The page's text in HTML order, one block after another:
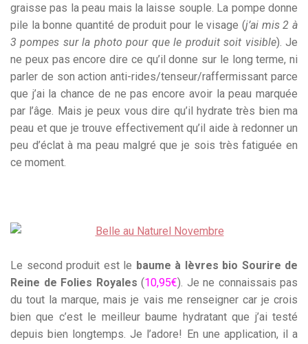
graisse pas la peau mais la laisse souple. La pompe donne
pile la bonne quantité de produit pour le visage (j’ai mis 2 à
3 pompes sur la photo pour que le produit soit visible). Je
ne peux pas encore dire ce qu’il donne sur le long terme, ni
parler de son action anti-rides/tenseur/raffermissant parce
que j’ai la chance de ne pas encore avoir la peau marquée
par l’âge. Mais je peux vous dire qu’il hydrate très bien ma
peau et que je trouve effectivement qu’il aide à redonner un
peu d’éclat à ma peau malgré que je sois très fatiguée en
ce moment.
Le second produit est le baume à lèvres bio Sourire de
Reine de Folies Royales (10,95€). Je ne connaissais pas
du tout la marque, mais je vais me renseigner car je crois
bien que c’est le meilleur baume hydratant que j’ai testé
depuis bien longtemps. Je l’adore! En une application, il a